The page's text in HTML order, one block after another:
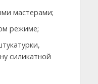
мастерами;
режиме;
силикатной